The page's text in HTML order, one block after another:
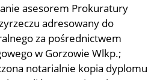
asesorem Prokuratury
adresowany do
za pośrednictwem
w Gorzowie Wlkp.;
notarialnie kopia dyplomu